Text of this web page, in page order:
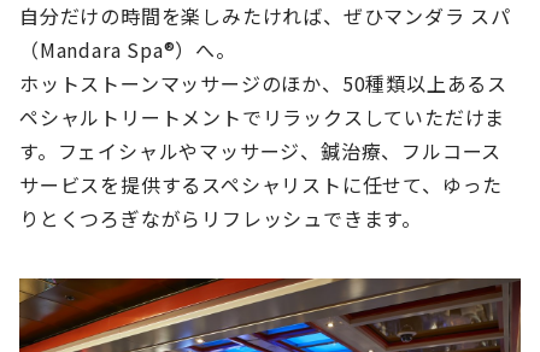
自分だけの時間を楽しみたければ、ぜひマンダラ スパ
（Mandara Spa®）へ。
ホットストーンマッサージのほか、50種類以上あるス
ペシャルトリートメントでリラックスしていただけま
す。フェイシャルやマッサージ、鍼治療、フルコース
サービスを提供するスペシャリストに任せて、ゆった
りとくつろぎながらリフレッシュできます。